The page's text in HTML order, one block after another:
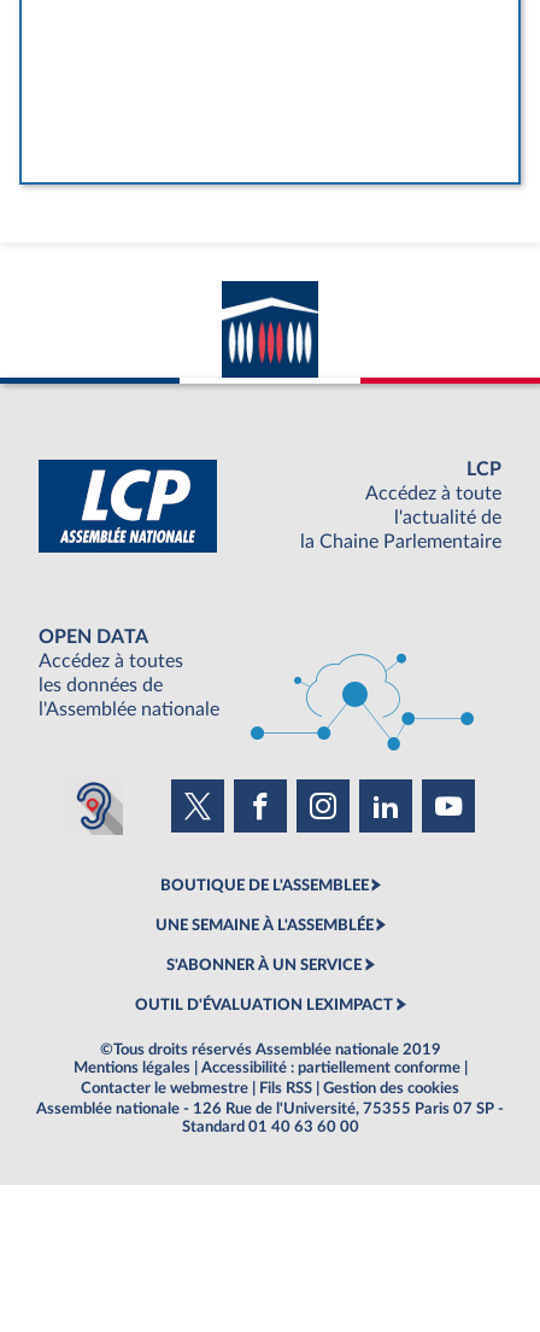
LCP
Accédez à toute
l'actualité de
la Chaine Parlementaire
OPEN DATA
Accédez à toutes
les données de
l'Assemblée nationale
BOUTIQUE DE L'ASSEMBLEE
UNE SEMAINE À L'ASSEMBLÉE
S'ABONNER À UN SERVICE
OUTIL D'ÉVALUATION LEXIMPACT
©Tous droits réservés Assemblée nationale 2019
Mentions légales
Accessibilité : partiellement conforme
Contacter le webmestre
Fils RSS
Gestion des cookies
Assemblée nationale - 126 Rue de l'Université, 75355 Paris 07 SP -
Standard 01 40 63 60 00